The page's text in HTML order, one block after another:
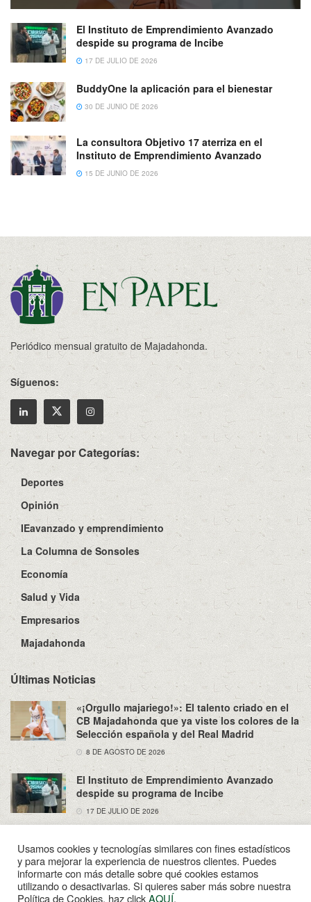
El Instituto de Emprendimiento Avanzado
despide su programa de Incibe
17 DE JULIO DE 2026
BuddyOne la aplicación para el bienestar
30 DE JUNIO DE 2026
La consultora Objetivo 17 aterriza en el
Instituto de Emprendimiento Avanzado
15 DE JUNIO DE 2026
Periódico mensual gratuito de Majadahonda.
Síguenos:
Navegar por Categorías:
Deportes
Opinión
IEavanzado y emprendimiento
La Columna de Sonsoles
Economía
Salud y Vida
Empresarios
Majadahonda
Últimas Noticias
«¡Orgullo majariego!»: El talento criado en el
CB Majadahonda que ya viste los colores de la
Selección española y del Real Madrid
8 DE AGOSTO DE 2026
El Instituto de Emprendimiento Avanzado
despide su programa de Incibe
17 DE JULIO DE 2026
Sobre Nosotros Política de Privacidad
Aviso Legal
Contacto
Usamos cookies y tecnologías similares con fines estadísticos
y para mejorar la experiencia de nuestros clientes. Puedes
informarte con más detalle sobre qué cookies estamos
utilizando o desactivarlas. Si quieres saber más sobre nuestra
Política de Cookies, haz clickAQUÍ.